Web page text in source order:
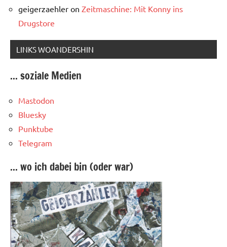
geigerzaehler on Zeitmaschine: Mit Konny ins
Drugstore
LINKS WOANDERSHIN
... soziale Medien
Mastodon
Bluesky
Punktube
Telegram
... wo ich dabei bin (oder war)